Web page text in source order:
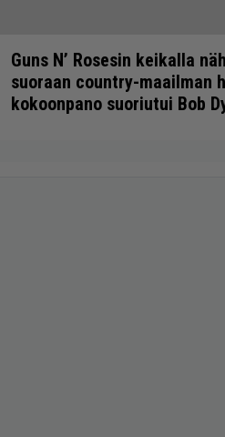
Guns N’ Rosesin keikalla
suoraan country-maailman
kokoonpano suoriutui Bob